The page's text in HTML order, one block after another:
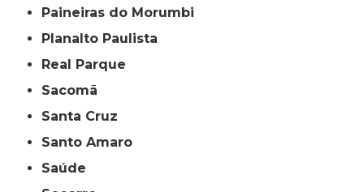
Paineiras do Morumbi
Planalto Paulista
Real Parque
Sacomã
Santa Cruz
Santo Amaro
Saúde